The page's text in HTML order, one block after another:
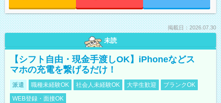
掲載日：2026.07.30
未読
【シフト自由・現金手渡しOK】iPhoneなどス
マホの充電を繋げるだけ！
派遣 職種未経験OK 社会人未経験OK 大学生歓迎
ブランクOK
WEB登録・面接OK